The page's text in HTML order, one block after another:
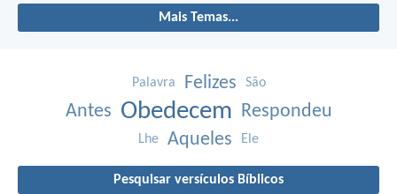
Mais Temas...
Palavra Felizes São
Antes Obedecem Respondeu
Lhe Aqueles Ele
Pesquisar versículos Bíblicos